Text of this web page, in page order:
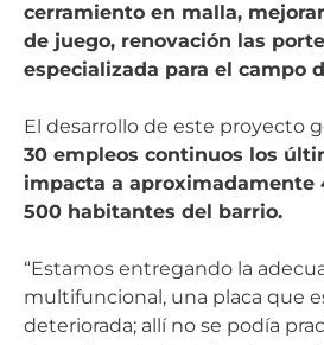
cerramiento en malla,
de juego, renovación las
especializada para el campo
El desarrollo de este proyecto
30 empleos continuos los
impacta a aproximadamente
500 habitantes del barrio.
“Estamos entregando la
multifuncional, una placa que
deteriorada; allí no se podía